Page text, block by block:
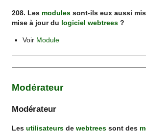
208. Les modules sont-ils eux aussi
mise à jour du logiciel webtrees ?
Voir Module
Modérateur
Modérateur
Lesutilisateurs dewebtrees sont des